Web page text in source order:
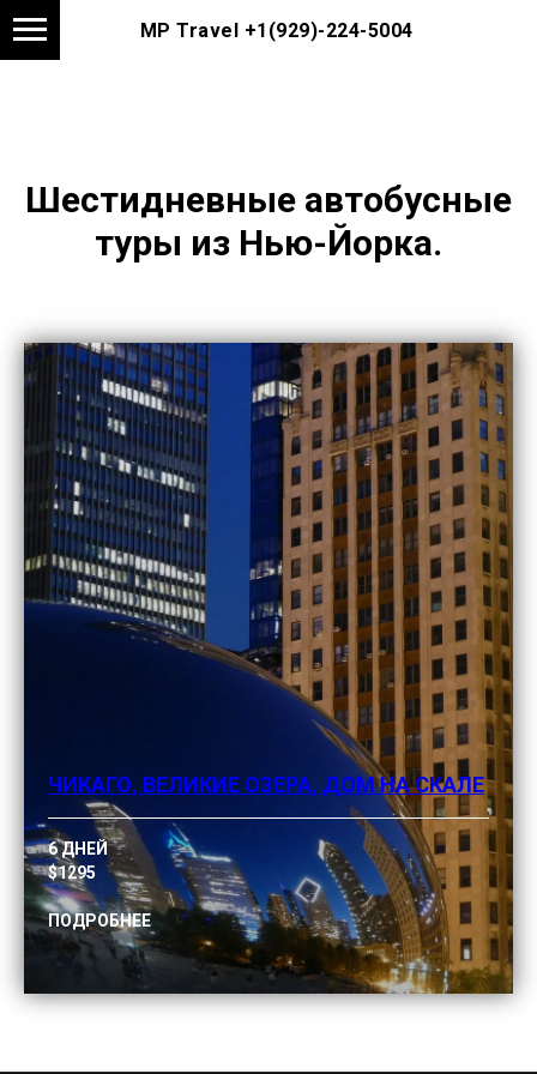
MP Travel +1(929)-224-5004
Шестидневные автобусные
туры из Нью-Йорка.
ЧИКАГО, ВЕЛИКИЕ ОЗЕРА, ДОМ НА СКАЛЕ
6 ДНЕЙ
$1295
ПОДРОБНЕЕ